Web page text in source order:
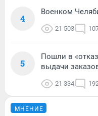
4
Военком
21 503
5
Пошли в
выдачи
21 334
МНЕНИЕ